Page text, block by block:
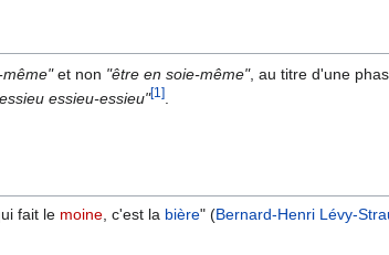
même"et non "être en soie-même", au titre d'une
essieu-essieu"[1]
fait le moine , c'est la bière" (Bernard-Henri Lévy-